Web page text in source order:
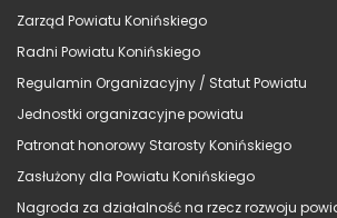
Zarząd Powiatu Konińskiego
Radni Powiatu Konińskiego
Regulamin Organizacyjny / Statut Powiatu
Jednostki organizacyjne powiatu
Patronat honorowy Starosty Konińskiego
Zasłużony dla Powiatu Konińskiego
Nagroda za działalność na rzecz rozwoju